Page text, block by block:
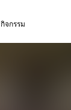
กิจกรรม